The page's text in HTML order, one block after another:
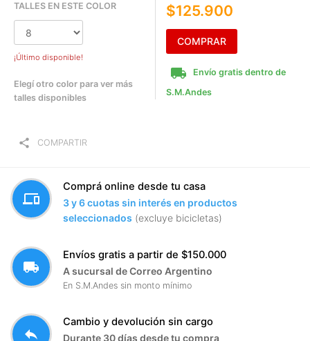
TALLES EN ESTE COLOR
¡Último disponible!
Elegí otro color para ver más
talles disponibles
$125.900
COMPRAR
local_shipping
Envío gratis dentro de
S.M.Andes
share COMPARTIR
devices
Comprá online desde tu casa
3 y 6 cuotas sin interés en productos
seleccionados (excluye bicicletas)
local_shipping
Envíos gratis a partir de $150.000
A sucursal de Correo Argentino
En S.M.Andes sin monto mínimo
reply
Cambio y devolución sin cargo
Durante 30 días desde tu compra